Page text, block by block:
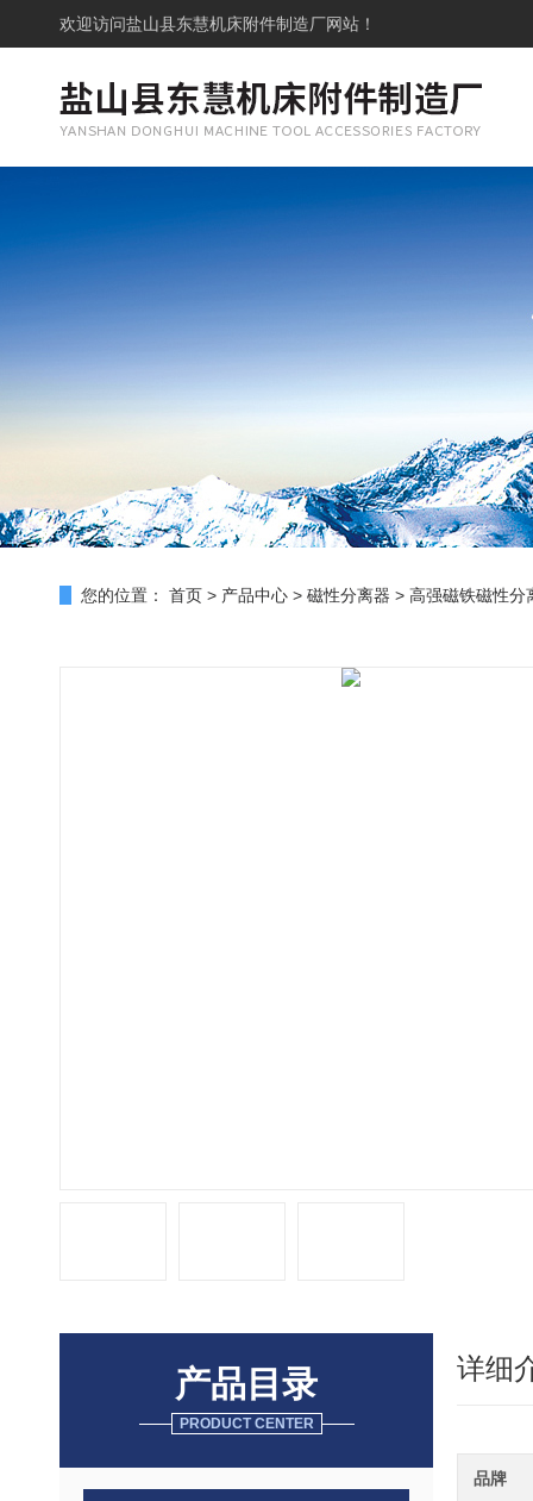
欢迎访问盐山县东慧机床附件制造厂网站！
您的位置： 首页 > 产品中心 > 磁性分离器 > 高强磁铁磁性分
产品目录
PRODUCT CENTER
详细
品牌